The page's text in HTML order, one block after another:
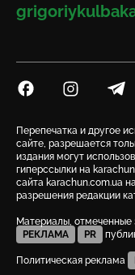
Email
Посилання на Facebook
Посилання на
Перепечатка и другое
сайте, разрешается
издания могут
гиперссылки на
сайта karachun.com.ua
разрешения редакции
Материалы, отмеченные
РЕКЛАМА
PR
Политическая реклама